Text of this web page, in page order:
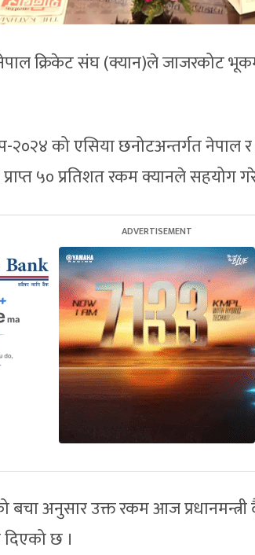
क्रिकेट संघ (क्यान)ले जाजरकोट
२०२४ को एसिया छनोटअन्तर्गत
५० प्रतिशत रकम क्यानले सहयोग
बचा अनुसार उक्त रकम आज
छ ।